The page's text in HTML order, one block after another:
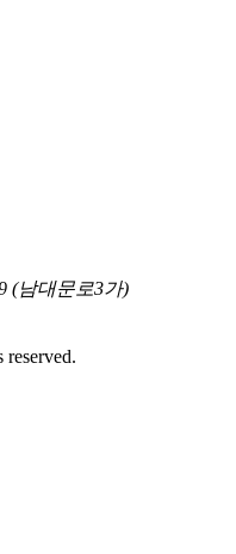
(남대문로3가)